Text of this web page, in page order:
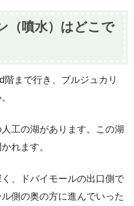
（噴水）はどこで
階まで行き、ブルジュカリ
工の湖があります。この湖
れます。
、ドバイモールの出口側で
側の奥の方に進んでいった